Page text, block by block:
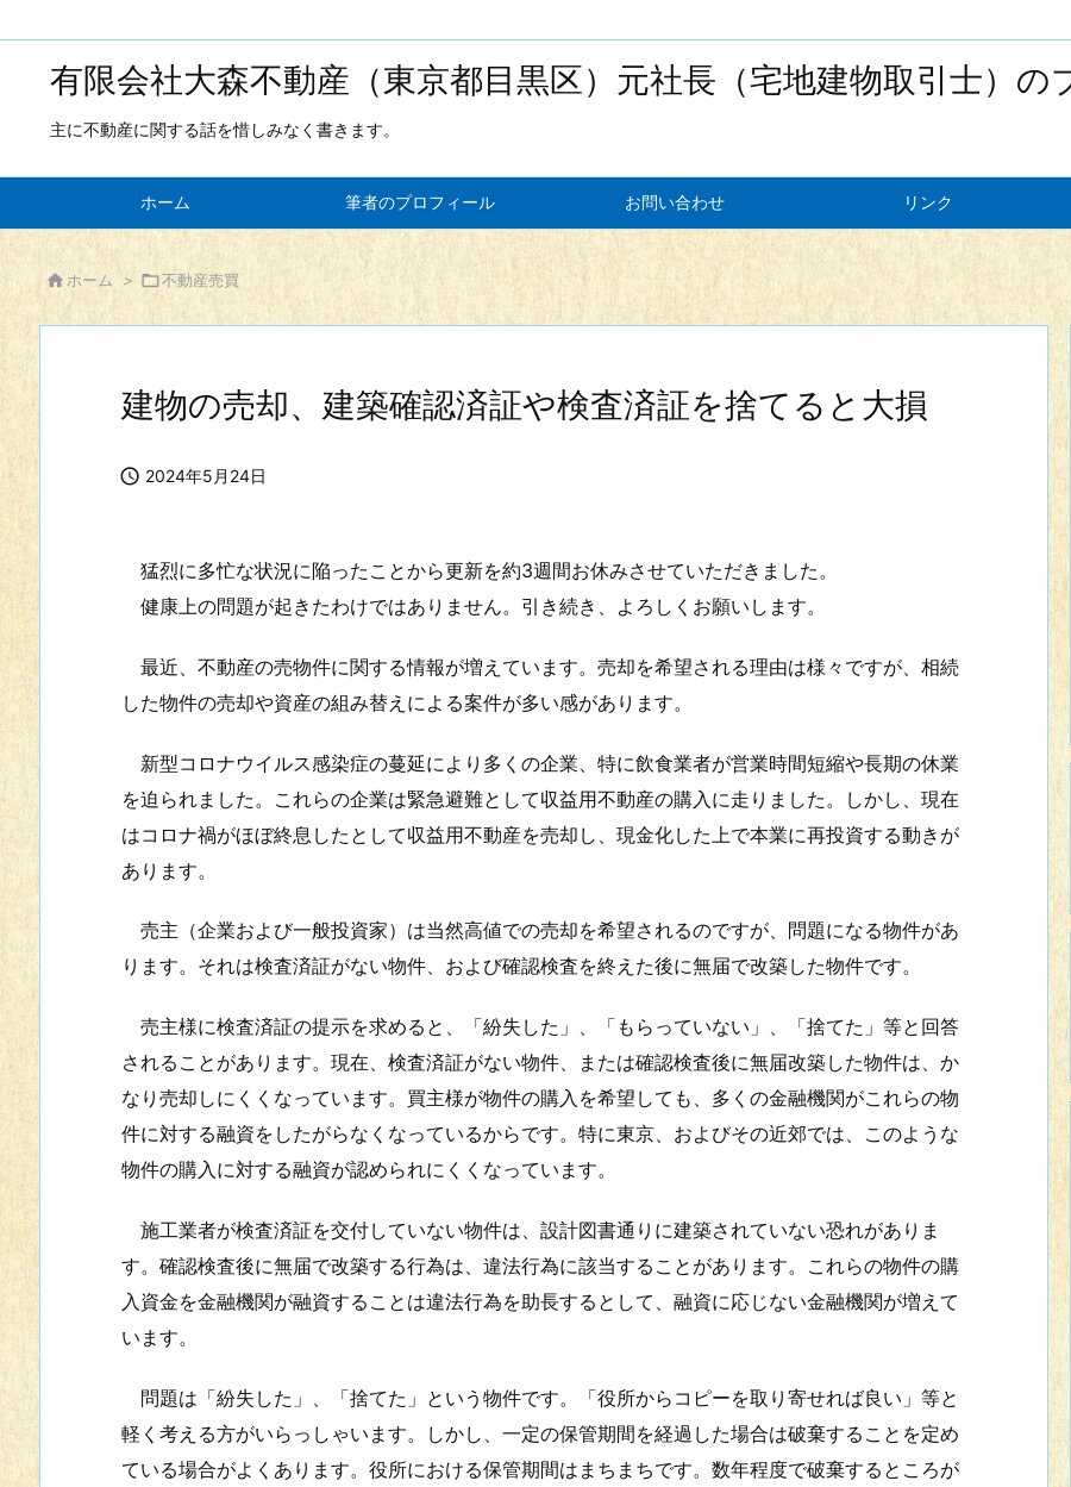
有限会社大森不動産（東京都目黒区）元社長（宅地建物取引士）の
主に不動産に関する話を惜しみなく書きます。
ホーム 筆者のプロフィール お問い合わせ リンク
ホーム > 不動産売買
建物の売却、建築確認済証や検査済証を捨てると大損
 2024年5月24日
猛烈に多忙な状況に陥ったことから更新を約3週間お休みさせていただきました。
健康上の問題が起きたわけではありません。引き続き、よろしくお願いします。
最近、不動産の売物件に関する情報が増えています。売却を希望される理由は様々ですが、相続
した物件の売却や資産の組み替えによる案件が多い感があります。
新型コロナウイルス感染症の蔓延により多くの企業、特に飲食業者が営業時間短縮や長期の休業
を迫られました。これらの企業は緊急避難として収益用不動産の購入に走りました。しかし、現在
はコロナ禍がほぼ終息したとして収益用不動産を売却し、現金化した上で本業に再投資する動きが
あります。
売主（企業および一般投資家）は当然高値での売却を希望されるのですが、問題になる物件があ
ります。それは検査済証がない物件、および確認検査を終えた後に無届で改築した物件です。
売主様に検査済証の提示を求めると、「紛失した」、「もらっていない」、「捨てた」等と回答
されることがあります。現在、検査済証がない物件、または確認検査後に無届改築した物件は、か
なり売却しにくくなっています。買主様が物件の購入を希望しても、多くの金融機関がこれらの物
件に対する融資をしたがらなくなっているからです。特に東京、およびその近郊では、このような
物件の購入に対する融資が認められにくくなっています。
施工業者が検査済証を交付していない物件は、設計図書通りに建築されていない恐れがありま
す。確認検査後に無届で改築する行為は、違法行為に該当することがあります。これらの物件の購
入資金を金融機関が融資することは違法行為を助長するとして、融資に応じない金融機関が増えて
います。
問題は「紛失した」、「捨てた」という物件です。「役所からコピーを取り寄せれば良い」等と
軽く考える方がいらっしゃいます。しかし、一定の保管期間を経過した場合は破棄することを定め
ている場合がよくあります。役所における保管期間はまちまちです。数年程度で破棄するところが